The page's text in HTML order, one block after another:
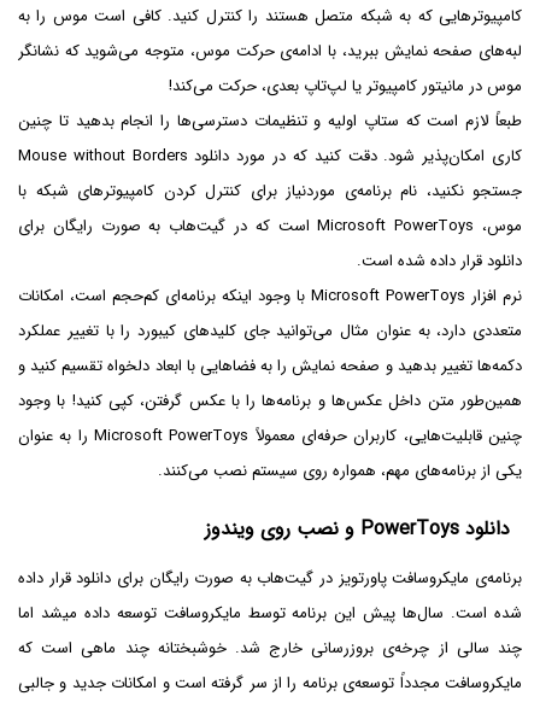
کامپیوترهایی که به شبکه متصل هستند را کنترل کنید. کافی است موس را به
لبه‌های صفحه نمایش ببرید، با ادامه‌ی حرکت موس، متوجه می‌شوید که نشانگر
موس در مانیتور کامپیوتر یا لپ‌تاپ بعدی، حرکت می‌کند!
طبعاً لازم است که ستاپ اولیه و تنظیمات دسترسی‌ها را انجام بدهید تا چنین
کاری امکان‌پذیر شود. دقت کنید که در مورد دانلود Mouse without Borders
جستجو نکنید، نام برنامه‌ی موردنیاز برای کنترل کردن کامپیوترهای شبکه با
موس، Microsoft PowerToys است که در گیت‌هاب به صورت رایگان برای
دانلود قرار داده شده است.
نرم افزار Microsoft PowerToys با وجود اینکه برنامه‌ای کم‌حجم است، امکانات
متعددی دارد، به عنوان مثال می‌توانید جای کلیدهای کیبورد را با تغییر عملکرد
دکمه‌ها تغییر بدهید و صفحه نمایش را به فضاهایی با ابعاد دلخواه تقسیم کنید و
همین‌طور متن داخل عکس‌ها و برنامه‌ها را با عکس گرفتن، کپی کنید! با وجود
چنین قابلیت‌هایی، کاربران حرفه‌ای معمولاً Microsoft PowerToys را به عنوان
یکی از برنامه‌های مهم، همواره روی سیستم نصب می‌کنند.
دانلود PowerToys و نصب روی ویندوز
برنامه‌ی مایکروسافت پاورتویز در گیت‌هاب به صورت رایگان برای دانلود قرار داده
شده است. سال‌ها پیش این برنامه توسط مایکروسافت توسعه داده میشد اما
چند سالی از چرخه‌ی بروزرسانی خارج شد. خوشبختانه چند ماهی است که
مایکروسافت مجدداً توسعه‌ی برنامه را از سر گرفته است و امکانات جدید و جالبی